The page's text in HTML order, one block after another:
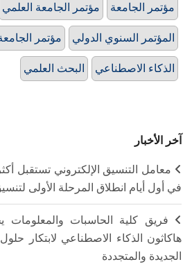
مؤتمر الجامعة العلمي مؤتمر الجامعة
مؤتمر المؤتمر السنوي الدولي
البحث العلمي الذكاء الاصطناعي
آخر الأخبار
في أول أيام انطلاق المرحلة الأولى
فريق كلية الحاسبات والمعلومات
هاكاثون الذكاء الاصطناعي لابتكار
الجديدة والمتجددة